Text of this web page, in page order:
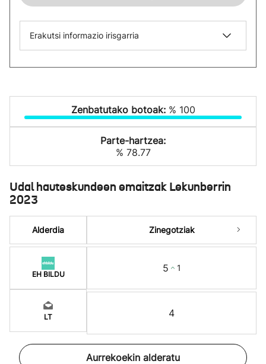
Erakutsi informazio irisgarria
Zenbatutako botoak: % 100
Parte-hartzea:
% 78.77
Udal hauteskundeen emaitzak Lekunberrin
2023
Alderdia
EH BILDU
LT
Zinegotziak
5 1
4
Aurrekoekin alderatu